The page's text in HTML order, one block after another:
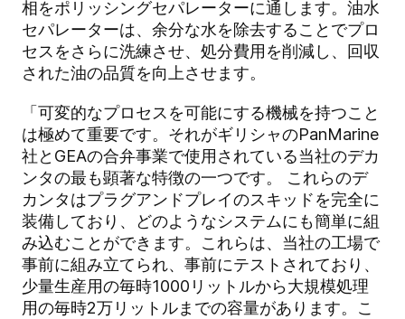
相をポリッシングセパレーターに通します。油水
セパレーターは、余分な水を除去することでプロ
セスをさらに洗練させ、処分費用を削減し、回収
された油の品質を向上させます。
「可変的なプロセスを可能にする機械を持つこと
は極めて重要です。それがギリシャのPanMarine
社とGEAの合弁事業で使用されている当社のデカ
ンタの最も顕著な特徴の一つです。 これらのデ
カンタはプラグアンドプレイのスキッドを完全に
装備しており、どのようなシステムにも簡単に組
み込むことができます。これらは、当社の工場で
事前に組み立てられ、事前にテストされており、
少量生産用の毎時1000リットルから大規模処理
用の毎時2万リットルまでの容量があります。こ